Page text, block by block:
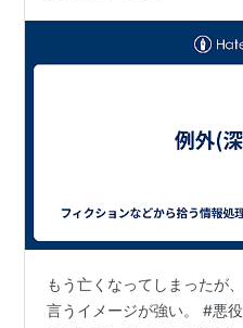
もう亡くなってしまったが
言うイメージが強い。 #悪